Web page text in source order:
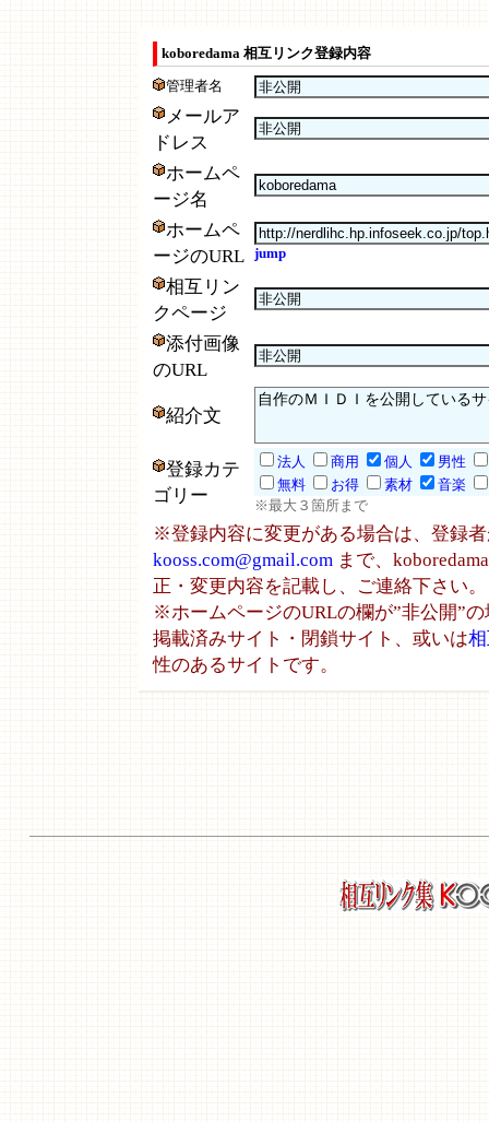
koboredama 相互リンク登録内容
管理者名
メールア
ドレス
ホームペ
ージ名
ホームペ
ージのURL jump
相互リン
クページ
添付画像
のURL
紹介文
登録カテ
ゴリー
法人 商用 個人
男性
無料
お得 素材
音楽
※最大３箇所まで
※登録内容に変更がある場合は、登録
kooss.com@gmail.com まで、
正・変更内容を記載し、ご連絡下さい。
※ホームページのURLの欄が”非公開”
掲載済みサイト・閉鎖サイト、或いは
性のあるサイトです。